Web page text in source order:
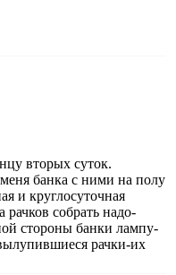
вторых суток.
банка с ними на полу
и круглосуточная
рачков собрать надо-
стороны банки лампу-
рачки-их